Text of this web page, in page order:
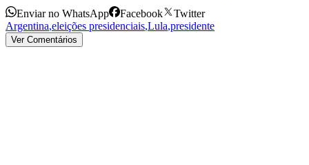
Enviar no WhatsApp Facebook
Twitter
Argentina,eleições presidenciais,Lula,presidente
Ver Comentários